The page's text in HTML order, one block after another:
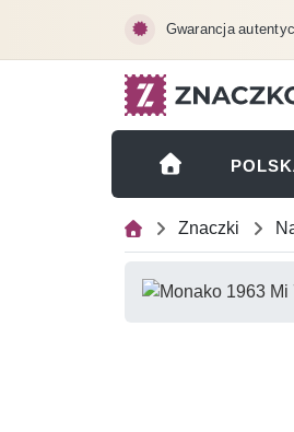
Gwarancja
Znaczki